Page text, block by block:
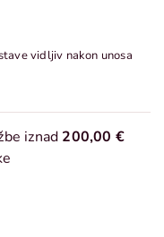
vidljiv nakon unosa
iznad 200,00 €